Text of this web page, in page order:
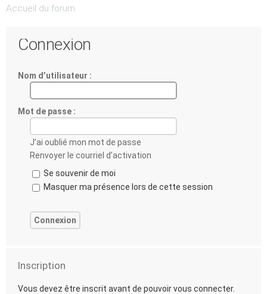
Accueil du forum
Connexion
Nom d’utilisateur :
Mot de passe :
J’ai oublié mon mot de passe
Renvoyer le courriel d’activation
Se souvenir de moi
Masquer ma présence lors de cette session
Inscription
Vous devez être inscrit avant de pouvoir vous connecter.